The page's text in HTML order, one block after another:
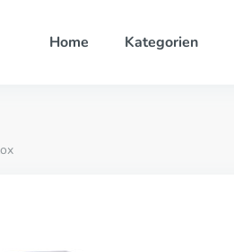
Home Kategorien